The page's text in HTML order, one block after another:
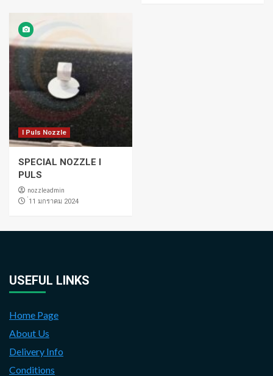
I Puls Nozzle
SPECIAL NOZZLE I
PULS
nozzleadmin
่11 มกราคม 2024
USEFUL LINKS
Home Page
About Us
Delivery Info
Conditions